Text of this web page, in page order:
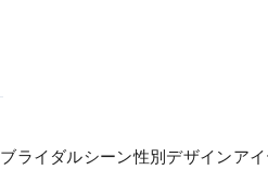
ブライダルシーン性別 デザインア